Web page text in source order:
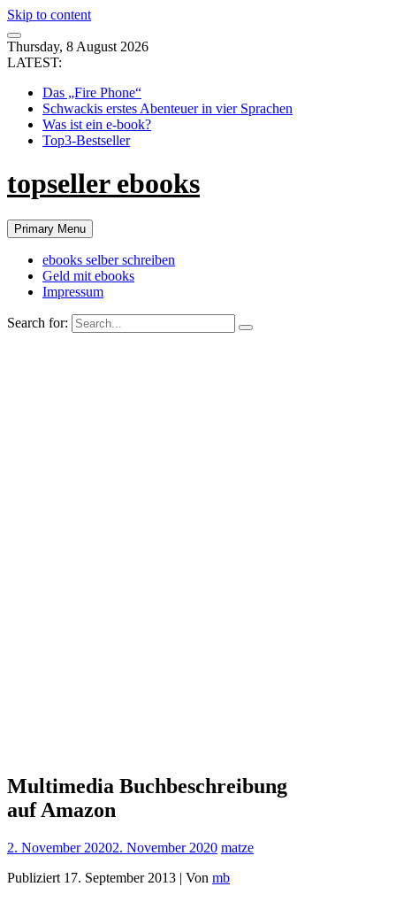
Skip to content
Thursday, 8 August 2026
LATEST:
Das „Fire Phone“
Schwackis erstes Abenteuer in vier Sprachen
Was ist ein e-book?
Top3-Bestseller
topseller ebooks
Primary Menu
ebooks selber schreiben
Geld mit ebooks
Impressum
Search for:
Multimedia Buchbeschreibung
auf Amazon
2. November 20202. November 2020 matze
Publiziert 17. September 2013 | Von mb